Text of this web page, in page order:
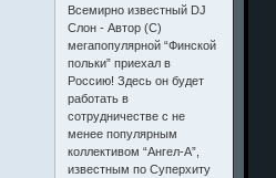
Всемирно известный DJ
Слон - Автор (C)
мегапопулярной “Финской
польки” приехал в
Россию! Здесь он будет
работать в
сотрудничестве с не
менее популярным
коллективом “Ангел-А”,
известным по Суперхиту